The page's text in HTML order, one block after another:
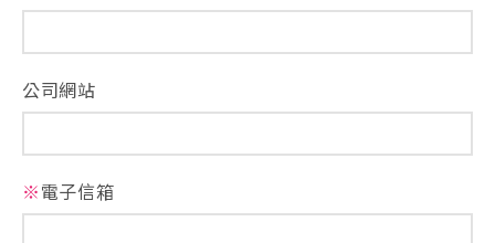
公司網站
※ 電子信箱